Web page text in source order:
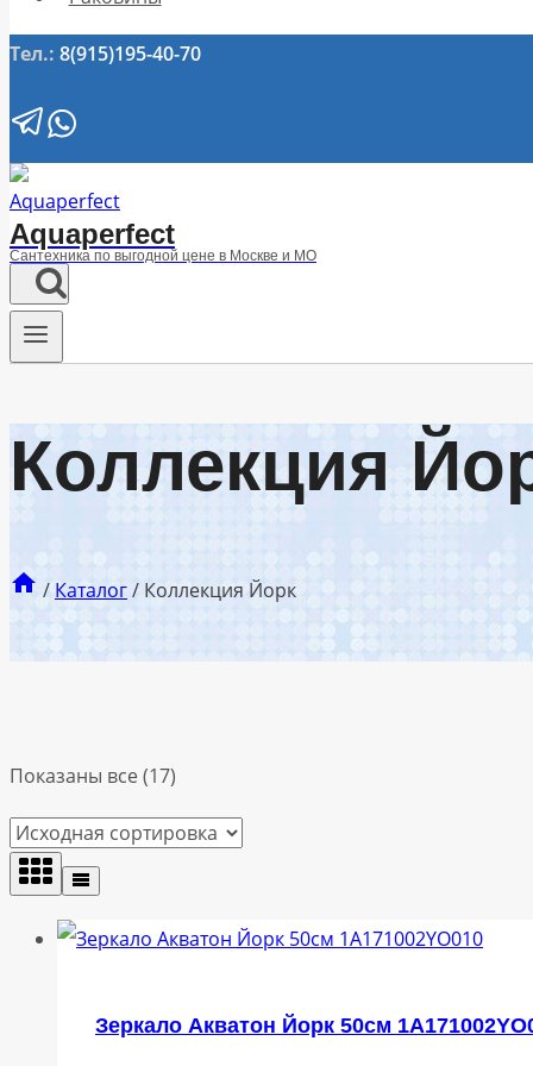
Тел.: 8(915)195-40-70
Aquaperfect
Сантехника по выгодной цене в Москве и МО
Коллекция
/ Каталог/ Коллекция Йорк
Показаны все (17)
Зеркало Акватон Йорк 50см